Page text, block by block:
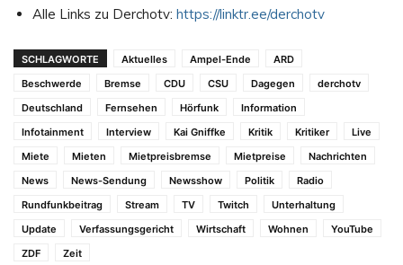
Alle Links zu Derchotv: https://linktr.ee/derchotv
SCHLAGWORTE Aktuelles Ampel-Ende
ARD
Beschwerde
Bremse CDU CSU Dagegen
derchotv
Deutschland
Fernsehen Hörfunk
Information
Infotainment
Interview Kai Gniffke Kritik Kritiker
Live
Miete
Mieten Mietpreisbremse Mietpreise
Nachrichten
News
News-Sendung Newsshow Politik
Radio
Rundfunkbeitrag
Stream TV Twitch
Unterhaltung
Update
Verfassungsgericht Wirtschaft Wohnen
YouTube
ZDF
Zeit